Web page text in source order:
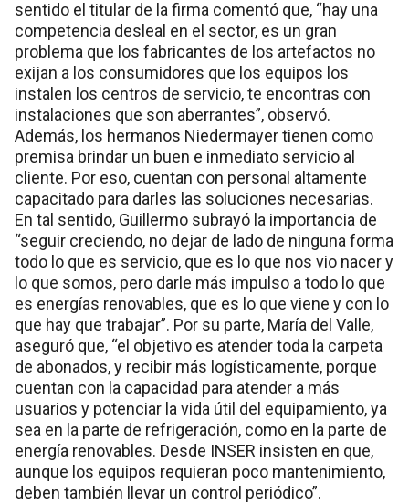
sentido el titular de la firma comentó que, “hay una
competencia desleal en el sector, es un gran
problema que los fabricantes de los artefactos no
exijan a los consumidores que los equipos los
instalen los centros de servicio, te encontras con
instalaciones que son aberrantes”, observó.
Además, los hermanos Niedermayer tienen como
premisa brindar un buen e inmediato servicio al
cliente. Por eso, cuentan con personal altamente
capacitado para darles las soluciones necesarias.
En tal sentido, Guillermo subrayó la importancia de
“seguir creciendo, no dejar de lado de ninguna forma
todo lo que es servicio, que es lo que nos vio nacer y
lo que somos, pero darle más impulso a todo lo que
es energías renovables, que es lo que viene y con lo
que hay que trabajar”. Por su parte, María del Valle,
aseguró que, “el objetivo es atender toda la carpeta
de abonados, y recibir más logísticamente, porque
cuentan con la capacidad para atender a más
usuarios y potenciar la vida útil del equipamiento, ya
sea en la parte de refrigeración, como en la parte de
energía renovables. Desde INSER insisten en que,
aunque los equipos requieran poco mantenimiento,
deben también llevar un control periódico”.